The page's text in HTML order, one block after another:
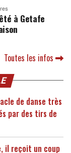
à Getafe
Toutes les infos
de danse très
par des tirs de
il reçoit un coup